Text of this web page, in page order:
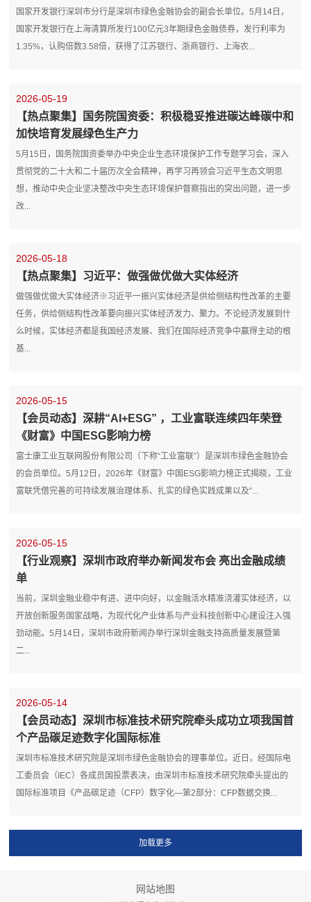
国家开发银行深圳市分行是深圳市绿色金融协会的副会长单位。5月14日，
国家开发银行在上海清算所发行100亿元3年期绿色金融债券，发行利率为
1.35%，认购倍数3.58倍，获得了江苏银行、浙商银行、上海农...
2026-05-19
【热点聚集】国务院国资委：积极稳妥推进碳达峰碳中和
加快培育发展绿色生产力
5月15日，国务院国资委举办中央企业生态环境保护工作专题学习会，深入
贯彻党的二十大和二十届历次全会精神，再学习再领会习近平生态文明思
想，推动中央企业坚决整改中央生态环境保护督察指出的突出问题，进一步
改...
2026-05-18
【热点聚集】习近平：做强做优做大实体经济
做强做优做大实体经济※习近平一振兴实体经济是供给侧结构性改革的主要
任务，供给侧结构性改革要向振兴实体经济发力、聚力。不论经济发展到什
么时候，实体经济都是我国经济发展、我们在国际经济竞争中赢得主动的根
基...
2026-05-15
【会员动态】深耕“AI+ESG” ，工业富联连续四年荣登
《财富》中国ESG影响力榜
富士康工业互联网股份有限公司（下称“工业富联”）是深圳市绿色金融协会
的会员单位。5月12日，2026年《财富》中国ESG影响力榜正式揭晓，工业
富联凭借完善的可持续发展治理体系、扎实的绿色实践成果以及“...
2026-05-15
【行业观察】深圳市政府举办新闻发布会 亮出金融成绩
单
当前，深圳金融业稳中有进、进中向好，以金融活水精准浇灌实体经济，以
开放创新服务国家战略，为现代化产业体系与产业科技创新中心建设注入强
劲动能。5月14日，深圳市政府新闻办举行深圳金融支持高质量发展暨第
二...
2026-05-14
【会员动态】深圳市标准技术研究院牵头成功立项我国首
个产品碳足迹数字化国际标准
深圳市标准技术研究院是深圳市绿色金融协会的理事单位。近日，经国际电
工委员会（IEC）各成员国投票表决，由深圳市标准技术研究院牵头提出的
国际标准项目《产品碳足迹（CFP）数字化—第2部分：CFP数据交换...
网站地图